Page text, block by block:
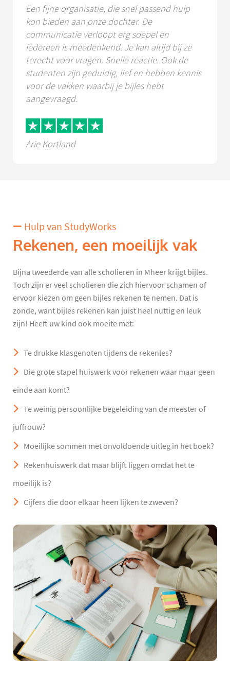
Een fijne organisatie, die snel passend hulp
kon bieden aan onze dochter. De
communicatie verloopt erg soepel en
iedereen is meedenkend. Je kan altijd bij ze
terecht voor vragen. Snelle reactie. Ook de
studenten zijn geduldig, lief en hebben kennis
voor de vakken waarbij je bijles hebt
aangevraagd.
Arie Kortland
Hulp van StudyWorks
Rekenen, een moeilijk vak
Bijna tweederde van alle scholieren in Mheer krijgt bijles.
Toch zijn er veel scholieren die zich hiervoor schamen of
ervoor kiezen om geen bijles rekenen te nemen. Dat is
zonde, want bijles rekenen kan juist heel nuttig en leuk
zijn! Heeft uw kind ook moeite met:
Te drukke klasgenoten tijdens de rekenles?
Die grote stapel huiswerk voor rekenen waar maar geen
einde aan komt?
Te weinig persoonlijke begeleiding van de meester of
juffrouw?
Moeilijke sommen met onvoldoende uitleg in het boek?
Rekenhuiswerk dat maar blijft liggen omdat het te
moeilijk is?
Cijfers die door elkaar heen lijken te zweven?